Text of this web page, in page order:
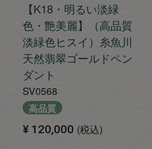
【K18・明るい淡緑
色・艶美麗】（高品質
淡緑色ヒスイ）糸魚川
天然翡翠ゴールドペン
ダント
SV0568
高品質
¥ 120,000 税込